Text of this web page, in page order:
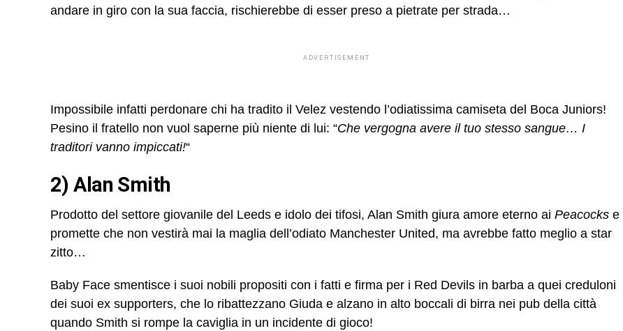
andare in giro con la sua faccia, rischierebbe di esser preso a pietrate per strada…
ADVERTISEMENT
Impossibile infatti perdonare chi ha tradito il Velez vestendo l’odiatissima camiseta del Boca Juniors!
Pesino il fratello non vuol saperne più niente di lui: “Che vergogna avere il tuo stesso sangue… I
traditori vanno impiccati!“
2) Alan Smith
Prodotto del settore giovanile del Leeds e idolo dei tifosi, Alan Smith giura amore eterno ai Peacocks e
promette che non vestirà mai la maglia dell’odiato Manchester United, ma avrebbe fatto meglio a star
zitto…
Baby Face smentisce i suoi nobili propositi con i fatti e firma per i Red Devils in barba a quei creduloni
dei suoi ex supporters, che lo ribattezzano Giuda e alzano in alto boccali di birra nei pub della città
quando Smith si rompe la caviglia in un incidente di gioco!